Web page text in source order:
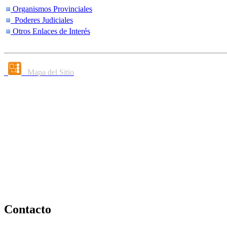
Organismos Provinciales
Poderes Judiciales
Otros Enlaces de Interés
Mapa del Sitio
Contacto